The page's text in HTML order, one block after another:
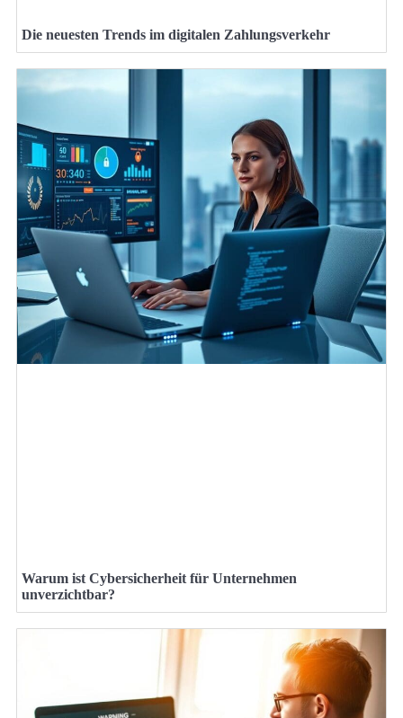
Die neuesten Trends im digitalen Zahlungsverkehr
Warum ist Cybersicherheit für Unternehmen
unverzichtbar?